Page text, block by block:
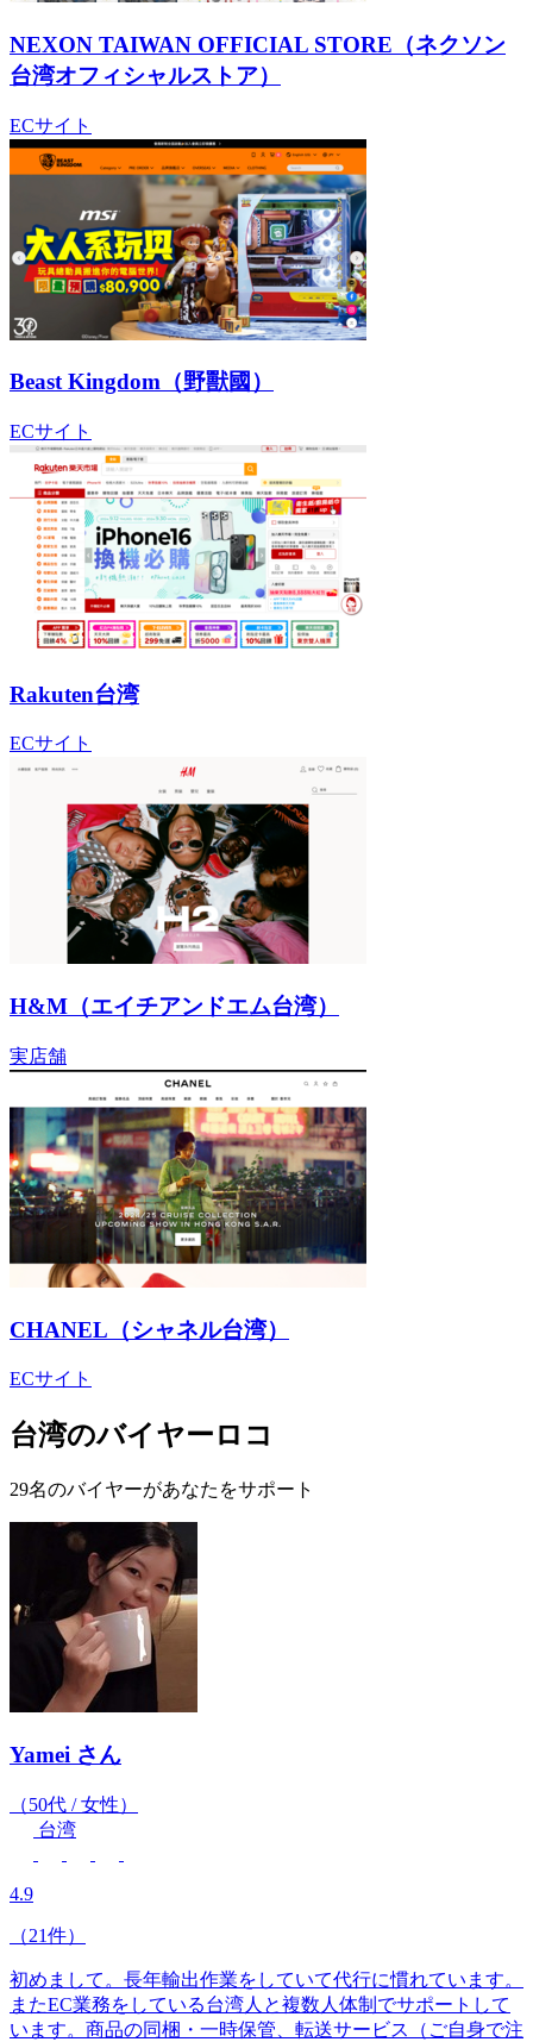
NEXON TAIWAN OFFICIAL STORE（ネクソン
台湾オフィシャルストア）
ECサイト
Beast Kingdom（野獸國）
ECサイト
Rakuten台湾
ECサイト
H&M（エイチアンドエム台湾）
実店舗
CHANEL（シャネル台湾）
ECサイト
台湾のバイヤーロコ
29名のバイヤーがあなたをサポート
Yamei さん
（50代 / 女性）
台湾
4.9
（21件）
初めまして。長年輸出作業をしていて代行に慣れています。
またEC業務をしている台湾人と複数人体制でサポートして
います。商品の同梱・一時保管、転送サービス（ご自身で注